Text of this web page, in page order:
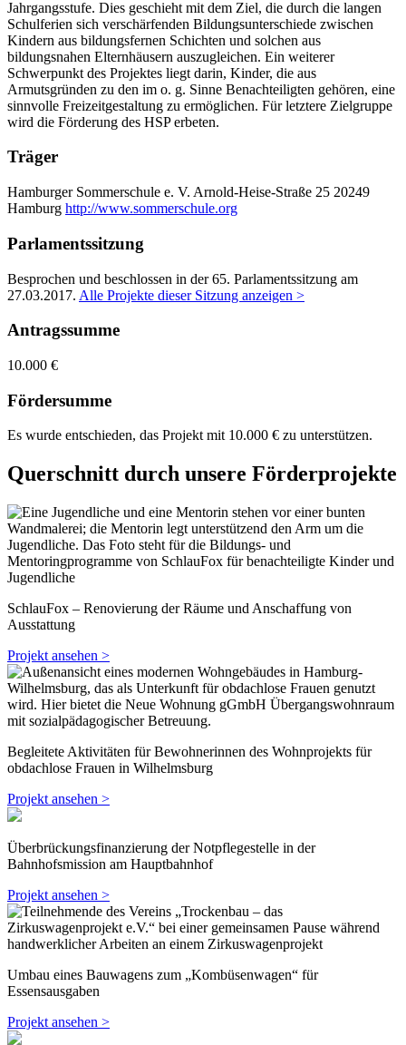
Jahrgangsstufe. Dies geschieht mit dem Ziel, die durch die langen
Schulferien sich verschärfenden Bildungsunterschiede zwischen
Kindern aus bildungsfernen Schichten und solchen aus
bildungsnahen Elternhäusern auszugleichen. Ein weiterer
Schwerpunkt des Projektes liegt darin, Kinder, die aus
Armutsgründen zu den im o. g. Sinne Benachteiligten gehören, eine
sinnvolle Freizeitgestaltung zu ermöglichen. Für letztere Zielgruppe
wird die Förderung des HSP erbeten.
Träger
Hamburger Sommerschule e. V. Arnold-Heise-Straße 25 20249
Hamburg http://www.sommerschule.org
Parlamentssitzung
Besprochen und beschlossen in der 65. Parlamentssitzung am
27.03.2017. Alle Projekte dieser Sitzung anzeigen >
Antragssumme
10.000 €
Fördersumme
Es wurde entschieden, das Projekt mit 10.000 € zu unterstützen.
Querschnitt durch unsere Förderprojekte
SchlauFox – Renovierung der Räume und Anschaffung von
Ausstattung
Projekt ansehen >
Begleitete Aktivitäten für Bewohnerinnen des Wohnprojekts für
obdachlose Frauen in Wilhelmsburg
Projekt ansehen >
Überbrückungsfinanzierung der Notpflegestelle in der
Bahnhofsmission am Hauptbahnhof
Projekt ansehen >
Umbau eines Bauwagens zum „Kombüsenwagen“ für
Essensausgaben
Projekt ansehen >